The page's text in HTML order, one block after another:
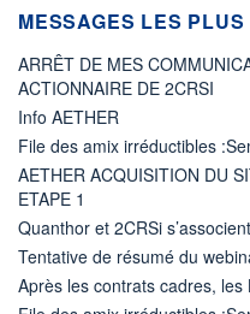
MESSAGES LES
ARRÊT DE MES
ACTIONNAIRE DE 2CRSI
Info AETHER
File des amix irréductibles
AETHER ACQUISITION DU
ETAPE 1
Quanthor et 2CRSi
Tentative de résumé du
Après les contrats cadres,